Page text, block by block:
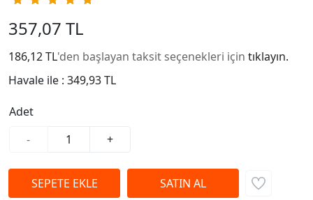
357,07 TL
186,12 TL'den başlayan taksit seçenekleri için tıklayın.
Havale ile : 349,93 TL
Adet
-
+